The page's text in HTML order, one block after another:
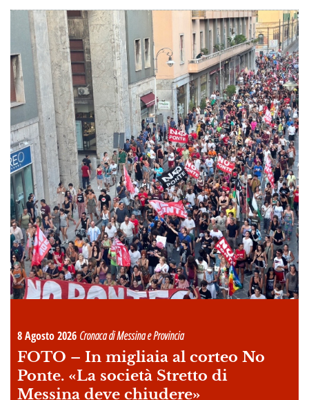
8 Agosto 2026 Cronaca di Messina e Provincia
FOTO – In migliaia al corteo No
Ponte. «La società Stretto di
Messina deve chiudere»